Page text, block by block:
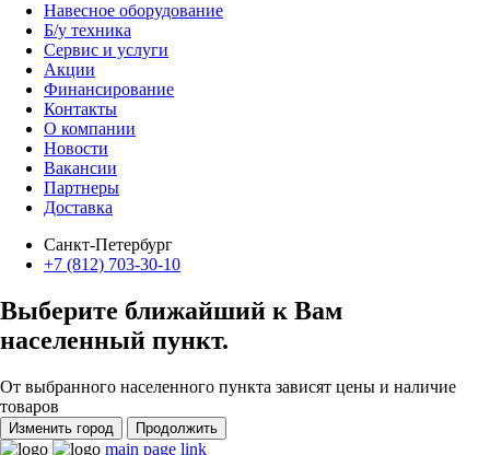
Навесное оборудование
Б/у техника
Сервис и услуги
Акции
Финансирование
Контакты
О компании
Новости
Вакансии
Партнеры
Доставка
Санкт-Петербург
+7 (812) 703-30-10
Выберите ближайший к Вам
населенный пункт.
От выбранного населенного пункта зависят цены и наличие
товаров
Изменить город Продолжить
main page link